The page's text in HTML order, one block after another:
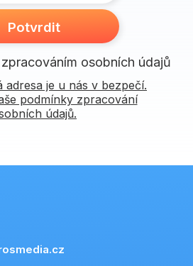
Potvrdit
osobních údajů
adresa je u nás v bezpečí.
podmínky zpracování
údajů.